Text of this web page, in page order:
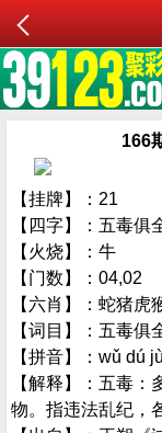
166
【挂牌】：21
【四字】：五毒俱
【火烧】：牛
【门数】：04,02
【六肖】：蛇猪虎
【词目】：五毒俱
【拼音】：wǔ dú
【解释】：五毒
物。指违法乱纪，